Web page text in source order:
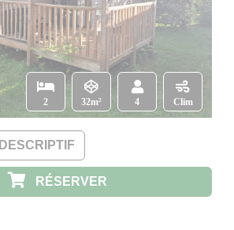
2 32m² 4 Clim
DESCRIPTIF
RÉSERVER